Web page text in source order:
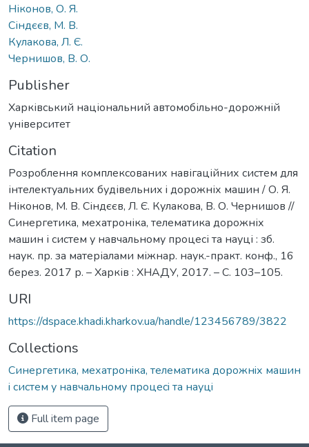
Ніконов, О. Я.
Сіндєєв, М. В.
Кулакова, Л. Є.
Чернишов, В. О.
Publisher
Харківський національний автомобільно-дорожній
університет
Citation
Розроблення комплексованих навігаційних систем для
інтелектуальних будівельних i дорожніх машин / О. Я.
Ніконов, М. В. Сіндєєв, Л. Є. Кулакова, В. О. Чернишов //
Синергетика, мехатроніка, телематика дорожніх
машин і систем у навчальному процесі та науці : зб.
наук. пр. за матеріалами міжнар. наук.-практ. конф., 16
берез. 2017 р. – Харків : ХНАДУ, 2017. – С. 103–105.
URI
https://dspace.khadi.kharkov.ua/handle/123456789/3822
Collections
Синергетика, мехатронiка, телематика дорожнiх машин
i систем у навчальному процесi та науцi
Full item page